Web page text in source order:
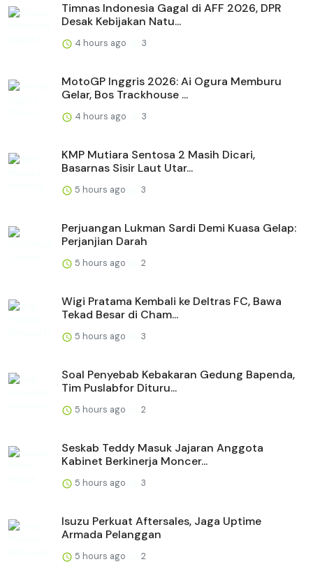
Timnas Indonesia Gagal di AFF 2026, DPR
Desak Kebijakan Natu...
4 hours ago 3
MotoGP Inggris 2026: Ai Ogura Memburu
Gelar, Bos Trackhouse ...
4 hours ago 3
KMP Mutiara Sentosa 2 Masih Dicari,
Basarnas Sisir Laut Utar...
5 hours ago 3
Perjuangan Lukman Sardi Demi Kuasa Gelap:
Perjanjian Darah
5 hours ago 2
Wigi Pratama Kembali ke Deltras FC, Bawa
Tekad Besar di Cham...
5 hours ago 3
Soal Penyebab Kebakaran Gedung Bapenda,
Tim Puslabfor Dituru...
5 hours ago 2
Seskab Teddy Masuk Jajaran Anggota
Kabinet Berkinerja Moncer...
5 hours ago 3
Isuzu Perkuat Aftersales, Jaga Uptime
Armada Pelanggan
5 hours ago 2